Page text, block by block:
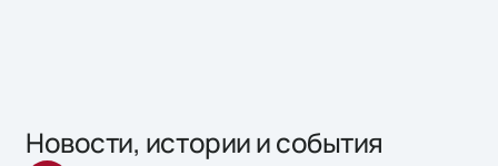
Новости, истории и события